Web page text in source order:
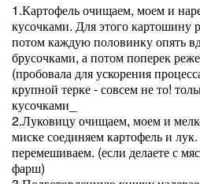
1.Картофель очищаем, моем и
кусочками. Для этого картошину
потом каждую половинку опять
брусочками, а потом поперек
(пробовала для ускорения
крупной терке - совсем не то!
кусочками_
2.Луковицу очищаем, моем и
миске соединяем картофель и
перемешиваем. (если делаете с
фарш)